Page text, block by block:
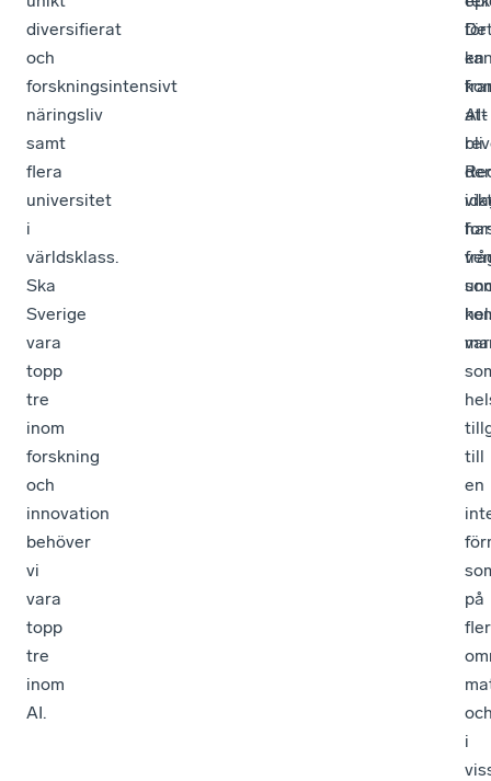
diversifierat
och
forskningsintensivt
näringsliv
samt
flera
universitet
i
världsklass.
Ska
Sverige
vara
topp
tre
inom
forskning
och
innovation
behöver
vi
vara
topp
tre
inom
AI.
för
en
AI-
har
var
till
en
på
i
att
bli